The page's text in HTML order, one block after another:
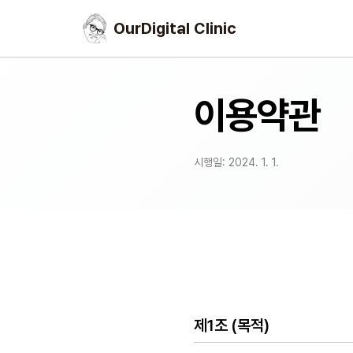
OurDigital Clinic
이용약관
시행일: 2024. 1. 1.
제1조 (목적)